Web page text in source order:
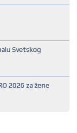
Svetskog
2026 za žene